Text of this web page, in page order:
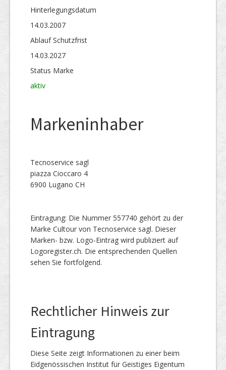
Hinterlegungs­datum
14.03.2007
Ablauf Schutzfrist
14.03.2027
Status Marke
aktiv
Markeninhaber
Tecnoservice sagl
piazza Cioccaro 4
6900 Lugano CH
Eintragung: Die Nummer 557740 gehört zu der
Marke Cultour von Tecnoservice sagl. Dieser
Marken- bzw. Logo-Eintrag wird publiziert auf
Logoregister.ch. Die entsprechenden Quellen
sehen Sie fortfolgend.
Rechtlicher Hinweis zur
Eintragung
Diese Seite zeigt Informationen zu einer beim
Eidgenössischen Institut für Geistiges Eigentum